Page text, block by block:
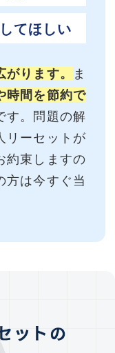
てほしい
ります。
ま
時間を節約で
す。問題の解
リーセットが
約束しますの
方は今すぐ当